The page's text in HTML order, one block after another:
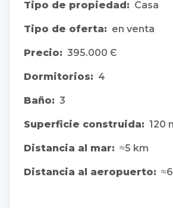
Tipo de propiedad: Casa
Tipo de oferta: en venta
Precio: 395.000 Є
Dormitorios: 4
Baño: 3
Superficie construida: 120
Distancia al mar: ≈5 km
Distancia al aeropuerto: